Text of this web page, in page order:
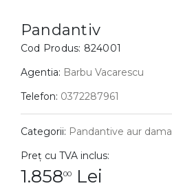
Cercei
Bratari
Coliere
Lanturi
Pandantive
Inele
Pandantiv
Cod Produs: 824001
Agentia: Barbu Vacarescu
Telefon: 0372287961
Categorii: Pandantive aur dama
Preț cu TVA inclus:
1.85800 Lei